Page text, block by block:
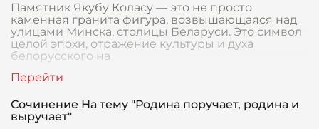
Памятник Якубу Коласу — это не просто
каменная гранита фигура, возвышающаяся над
улицами Минска, столицы Беларуси. Это символ
целой эпохи, отражение культуры и духа
белорусского на
Сочинение На тему "Родина поручает, родина и
выручает"